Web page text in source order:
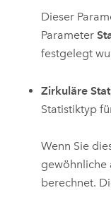
Dieser
Parameter
festgelegt
Zirkuläre
Statistiktyp
Wenn Sie
gewöhnliche
berechnet.